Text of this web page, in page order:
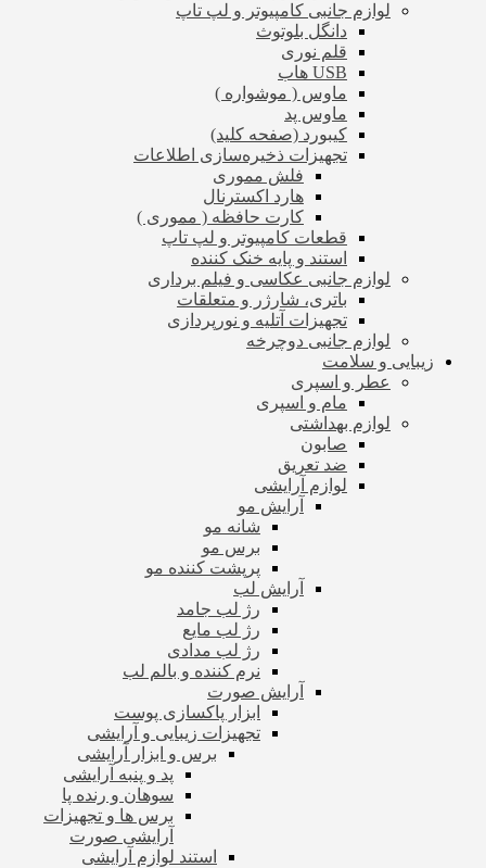
لوازم جانبی کامپیوتر و لپ تاپ
دانگل بلوتوث
قلم نوری
USB هاب
ماوس ( موشواره )
ماوس پد
کیبورد (صفحه کلید)
تجهیزات ذخیره‌سازی اطلاعات
فلش مموری
هارد اکسترنال
کارت حافظه ( مموری )
قطعات کامپیوتر و لپ تاپ
استند و پایه خنک کننده
لوازم جانبی عکاسی و فیلم برداری
باتری، شارژر و متعلقات
تجهیزات آتلیه و نورپردازی
لوازم جانبی دوچرخه
زیبایی و سلامت
عطر و اسپری
مام و اسپری
لوازم بهداشتی
صابون
ضد تعریق
لوازم آرایشی
آرایش مو
شانه مو
برس مو
پرپشت کننده مو
آرایش لب
رژ لب جامد
رژ لب مایع
رژ لب مدادی
نرم کننده و بالم لب
آرایش صورت
ابزار پاکسازی پوست
تجهیزات زیبایی و آرایشی
برس و ابزار آرایشی
پد و پنبه آرایشی
سوهان و رنده پا
برس ها و تجهیزات
آرایشی صورت
استند لوازم آرایشی